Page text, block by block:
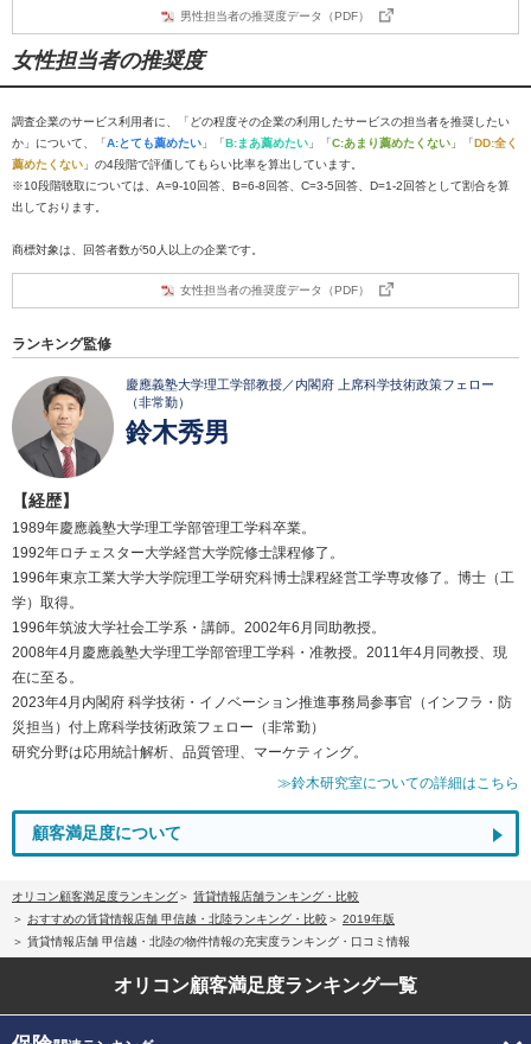
男性担当者の推奨度データ（PDF）
女性担当者の推奨度
調査企業のサービス利用者に、「どの程度その企業の利用したサービスの担当者を推奨したい
か」について、「A:とても薦めたい 」「B:まあ薦めたい 」「C:あまり薦めたくない 」「DD:全く
薦めたくない 」の4段階で評価してもらい比率を算出しています。
※10段階聴取については、A=9-10回答、B=6-8回答、C=3-5回答、D=1-2回答として割合を算
出しております。
商標対象は、回答者数が50人以上の企業です。
女性担当者の推奨度データ（PDF）
ランキング監修
慶應義塾大学理工学部教授／内閣府 上席科学技術政策フェロー
（非常勤）
鈴木秀男
【経歴】
1989年慶應義塾大学理工学部管理工学科卒業。
1992年ロチェスター大学経営大学院修士課程修了。
1996年東京工業大学大学院理工学研究科博士課程経営工学専攻修了。博士（工
学）取得。
1996年筑波大学社会工学系・講師。2002年6月同助教授。
2008年4月慶應義塾大学理工学部管理工学科・准教授。2011年4月同教授、現
在に至る。
2023年4月内閣府 科学技術・イノベーション推進事務局参事官（インフラ・防
災担当）付上席科学技術政策フェロー（非常勤）
研究分野は応用統計解析、品質管理、マーケティング。
≫鈴木研究室についての詳細はこちら
顧客満足度について
オリコン顧客満足度ランキング
賃貸情報店舗ランキング・比較
おすすめの賃貸情報店舗 甲信越・北陸ランキング・比較
2019年版
賃貸情報店舗 甲信越・北陸の物件情報の充実度ランキング・口コミ情報
オリコン顧客満足度ランキング一覧